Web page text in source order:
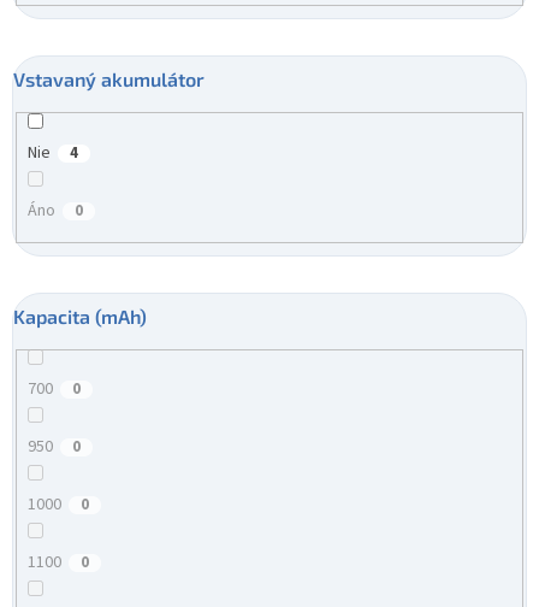
Vstavaný akumulátor
Nie 4
Áno 0
Kapacita (mAh)
700 0
950 0
1000 0
1100 0